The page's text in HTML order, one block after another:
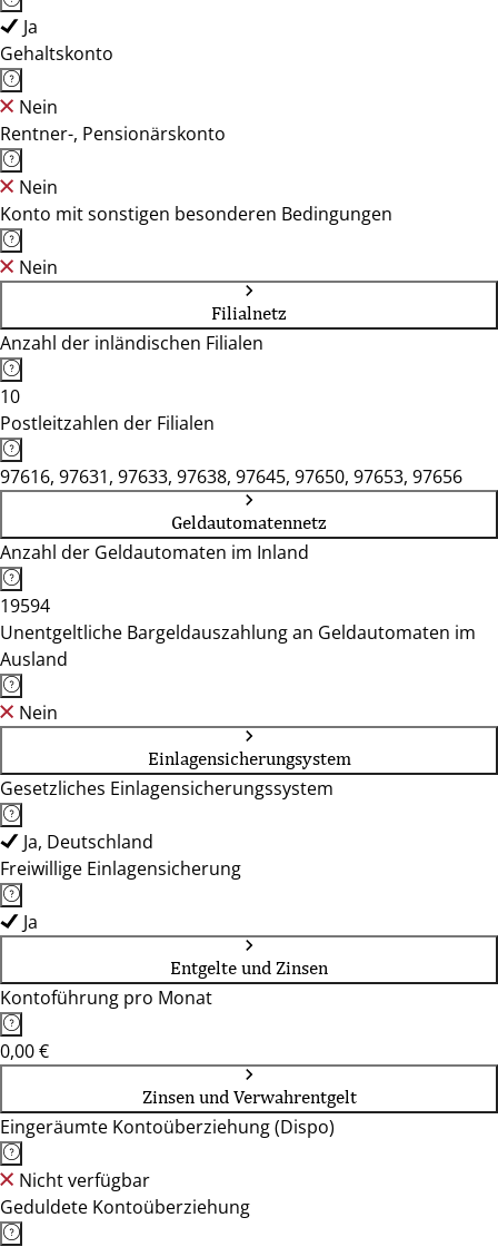
Ja
Gehaltskonto
Nein
Rentner-, Pensionärskonto
Nein
Konto mit sonstigen besonderen Bedingungen
Nein
Filialnetz
Anzahl der inländischen Filialen
10
Postleitzahlen der Filialen
97616, 97631, 97633, 97638, 97645, 97650, 97653, 97656
Geldautomatennetz
Anzahl der Geldautomaten im Inland
19594
Unentgeltliche Bargeldauszahlung an Geldautomaten im
Ausland
Nein
Einlagensicherungsystem
Gesetzliches Einlagensicherungssystem
Ja, Deutschland
Freiwillige Einlagensicherung
Ja
Entgelte und Zinsen
Kontoführung pro Monat
0,00 €
Zinsen und Verwahrentgelt
Eingeräumte Kontoüberziehung (Dispo)
Nicht verfügbar
Geduldete Kontoüberziehung